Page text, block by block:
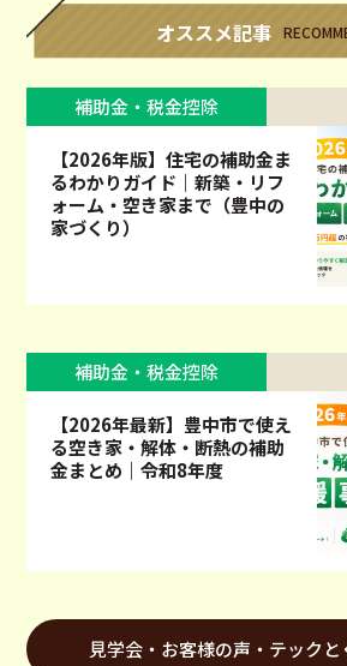
オススメ記事
補助金・税金控除
【2026年版】住宅の補助金ま
るわかりガイド｜新築・リフ
ォーム・空き家まで（豊中の
家づくり）
補助金・税金控除
【2026年最新】豊中市で使え
る空き家・解体・断熱の補助
金まとめ｜令和8年度
見学会・お客様の声・テック